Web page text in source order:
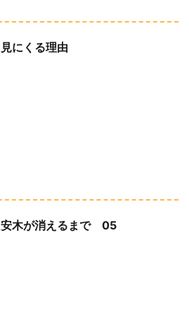
見にくる理由
安木が消えるまで 05